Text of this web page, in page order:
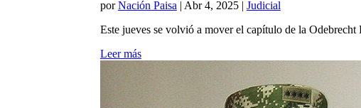
porNación Paisa| Abr 4, 2025| Judicial
Este jueves se volvió a mover el capítulo de la Odebrecht
Leer más